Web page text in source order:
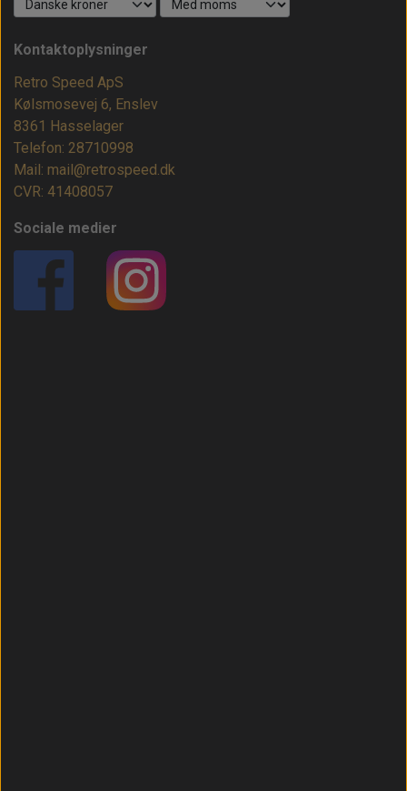
Kontaktoplysninger
Retro Speed ApS
Kølsmosevej 6, Enslev
8361 Hasselager
Telefon: 28710998
Mail: mail@retrospeed.dk
CVR: 41408057
Sociale medier